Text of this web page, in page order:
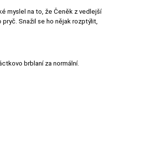
myslel na to, že Čeněk z vedlejší
Snažil se ho nějak rozptýlit,
brblaní za normální.